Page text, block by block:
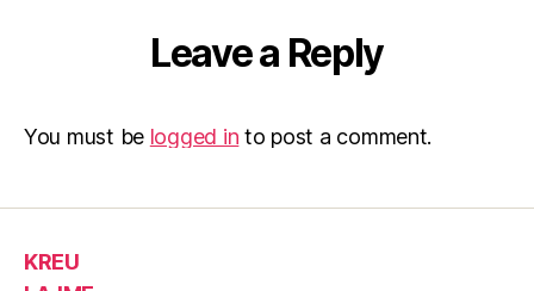
Leave a Reply
You must be logged in to post a comment.
KREU